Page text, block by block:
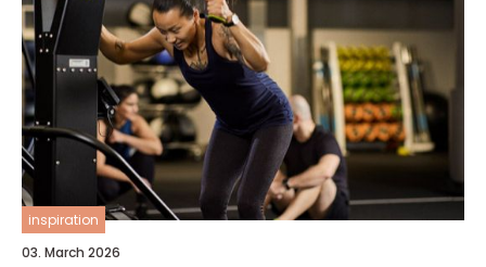
inspiration
03. March 2026